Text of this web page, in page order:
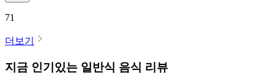
71
더보기
지금 인기있는 일반식 음식 리뷰